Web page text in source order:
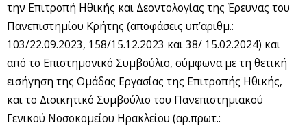
την Επιτροπή Ηθικής και Δεοντολογίας της Έρευνας του
Πανεπιστημίου Κρήτης (αποφάσεις υπ’αριθμ.:
103/22.09.2023, 158/15.12.2023 και 38/ 15.02.2024) και
από το Επιστημονικό Συμβούλιο, σύμφωνα με τη θετική
εισήγηση της Ομάδας Εργασίας της Επιτροπής Ηθικής,
και το Διοικητικό Συμβούλιο του Πανεπιστημιακού
Γενικού Νοσοκομείου Ηρακλείου (αρ.πρωτ.: